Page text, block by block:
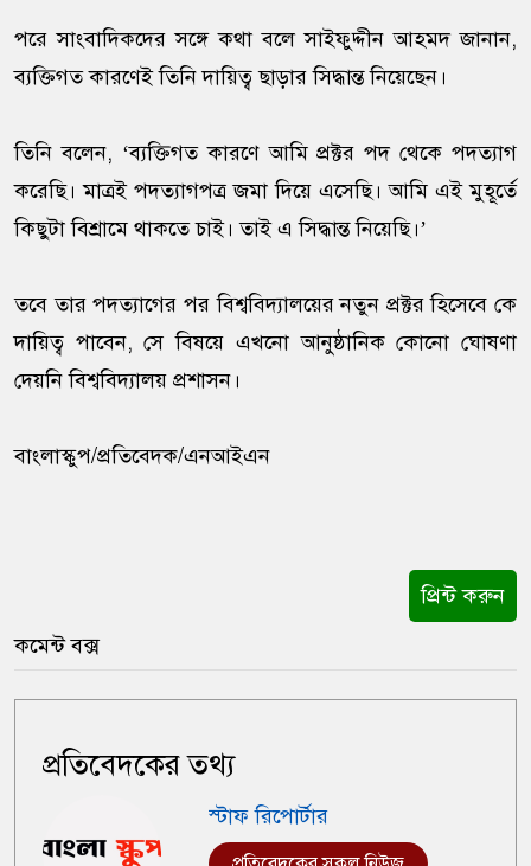
পরে সাংবাদিকদের সঙ্গে কথা বলে সাইফুদ্দীন আহমদ জানান,
ব্যক্তিগত কারণেই তিনি দায়িত্ব ছাড়ার সিদ্ধান্ত নিয়েছেন।
তিনি বলেন, ‘ব্যক্তিগত কারণে আমি প্রক্টর পদ থেকে পদত্যাগ
করেছি। মাত্রই পদত্যাগপত্র জমা দিয়ে এসেছি। আমি এই মুহূর্তে
কিছুটা বিশ্রামে থাকতে চাই। তাই এ সিদ্ধান্ত নিয়েছি।’
তবে তার পদত্যাগের পর বিশ্ববিদ্যালয়ের নতুন প্রক্টর হিসেবে কে
দায়িত্ব পাবেন, সে বিষয়ে এখনো আনুষ্ঠানিক কোনো ঘোষণা
দেয়নি বিশ্ববিদ্যালয় প্রশাসন।
বাংলাস্কুপ/প্রতিবেদক/এনআইএন
প্রিন্ট করুন
কমেন্ট বক্স
প্রতিবেদকের তথ্য
স্টাফ রিপোর্টার